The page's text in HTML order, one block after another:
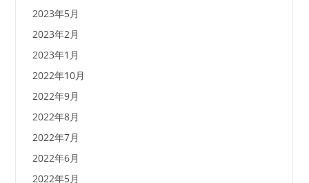
2023年5月
2023年2月
2023年1月
2022年10月
2022年9月
2022年8月
2022年7月
2022年6月
2022年5月